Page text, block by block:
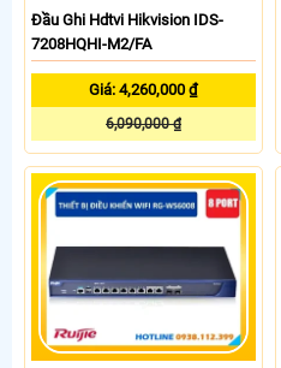
Đầu Ghi Hdtvi Hikvision IDS-
7208HQHI-M2/FA
Giá: 4,260,000 ₫
6,090,000 ₫